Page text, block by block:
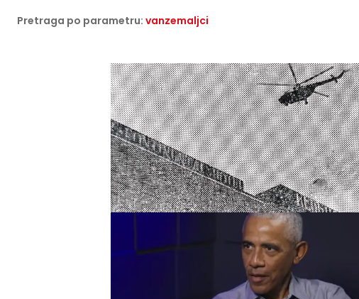
Pretraga po parametru: vanzemaljci